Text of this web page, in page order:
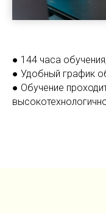
● 144 часа
● Удобный график
● Обучение